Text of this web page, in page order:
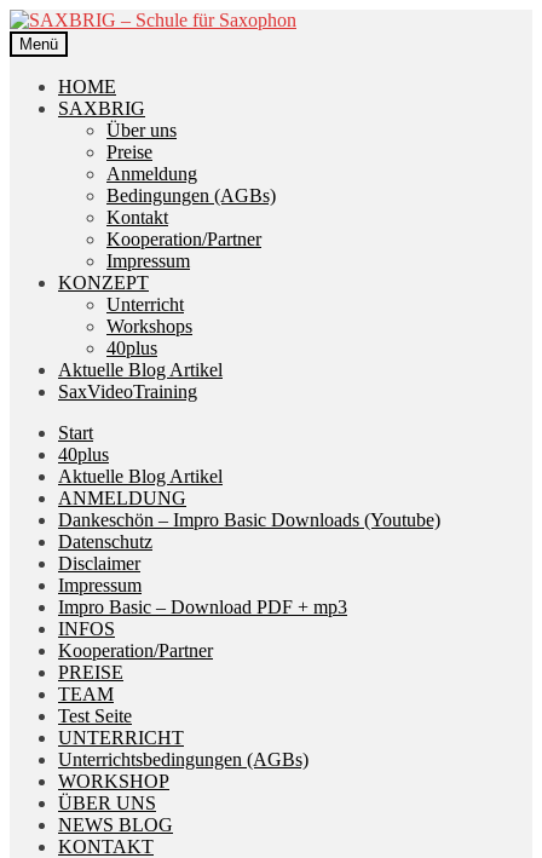
Zur
Navigation
springen
Zum
Inhalt
springen
Menü
HOME
SAXBRIG
Über uns
Preise
Anmeldung
Bedingungen (AGBs)
Kontakt
Kooperation/Partner
Impressum
KONZEPT
Unterricht
Workshops
40plus
Aktuelle Blog Artikel
SaxVideoTraining
Start
40plus
Aktuelle Blog Artikel
ANMELDUNG
Dankeschön – Impro Basic Downloads (Youtube)
Datenschutz
Disclaimer
Impressum
Impro Basic – Download PDF + mp3
INFOS
Kooperation/Partner
PREISE
TEAM
Test Seite
UNTERRICHT
Unterrichtsbedingungen (AGBs)
WORKSHOP
ÜBER UNS
NEWS BLOG
KONTAKT